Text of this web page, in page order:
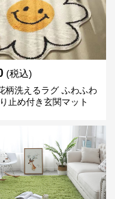
(税込)
洗えるラグ ふわふわ
止め付き玄関マット